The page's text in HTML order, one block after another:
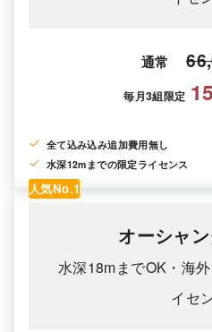
通常
毎月3組限定
全て込み込み追加費用無し
水深12mまでの限定ライセンス
人気No.1
オーシャ
水深18mまでOK・海
イセ